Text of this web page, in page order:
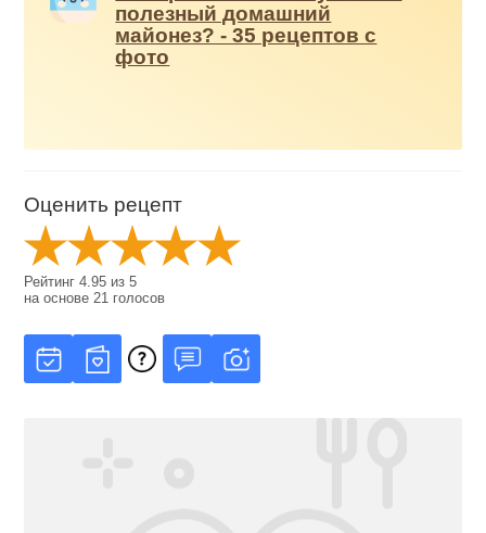
полезный домашний
майонез? - 35 рецептов с
фото
Оценить рецепт
Рейтинг4.95 из5
на основе21 голосов